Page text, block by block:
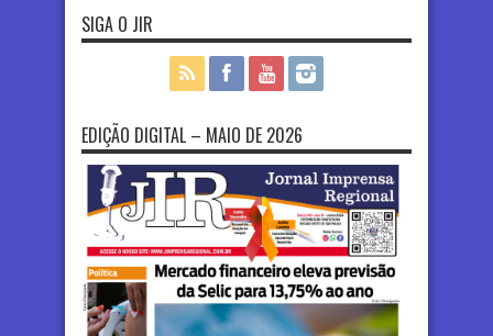
SIGA O JIR
EDIÇÃO DIGITAL – MAIO DE 2026